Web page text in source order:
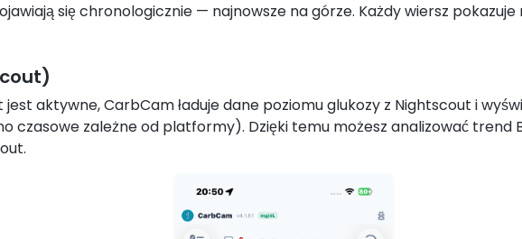
się chronologicznie — najnowsze na górze. Każdy wiersz
jest aktywne, CarbCam ładuje dane poziomu glukozy z Nightscout i
czasowe zależne od platformy). Dzięki temu możesz analizować trend